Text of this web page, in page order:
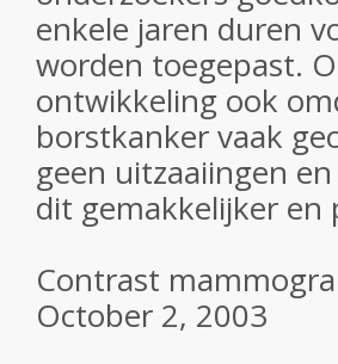
enkele jaren duren
worden toegepast.
ontwikkeling ook
borstkanker vaak
geen uitzaaiingen
dit gemakkelijker en
Contrast
October 2, 2003